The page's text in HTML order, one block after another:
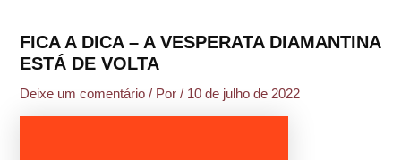
FICA A DICA – A VESPERATA DIAMANTINA
ESTÁ DE VOLTA
Deixe um comentário / Por/ 10 de julho de 2022